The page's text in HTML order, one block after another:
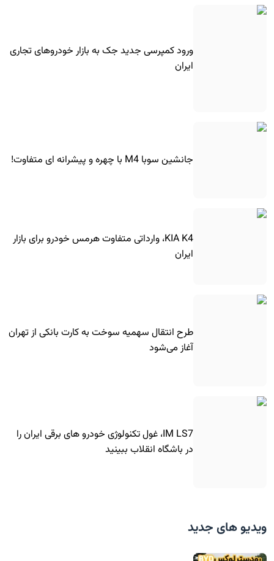
ورود کمپرسی جدید جک به بازار خودروهای تجاری
ایران
جانشین سوبا M4 با چهره و پیشرانه ای متفاوت!
KIA K4، وارداتی متفاوت هرمس خودرو برای بازار
ایران
طرح انتقال سهمیه سوخت به کارت بانکی از تهران
آغاز می‌شود
IM LS7، غول تکنولوژی خودرو های برقی ایران را
در باشگاه انقلاب ببینید
ویدیو های جدید